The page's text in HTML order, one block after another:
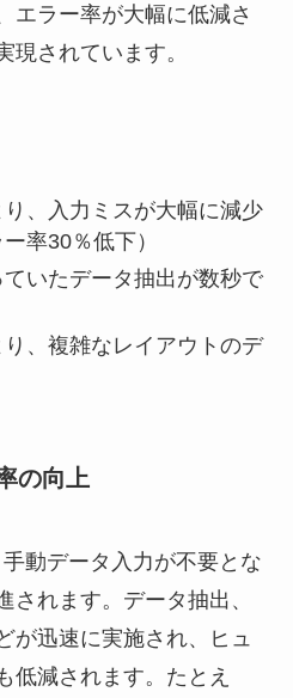
エラー率が大幅に低減さ
現されています。
、入力ミスが大幅に減少
率30％低下）
いたデータ抽出が数秒で
、複雑なレイアウトのデ
の向上
動データ入力が不要とな
されます。データ抽出、
が迅速に実施され、ヒュ
低減されます。たとえ